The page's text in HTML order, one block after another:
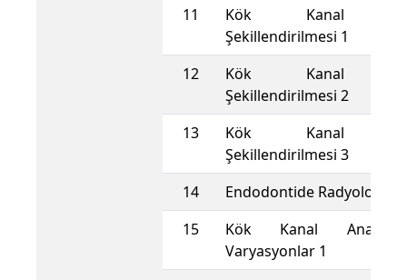
11
Kök Kanal
Şekillendirilmesi 1
12
Kök Kanal
Şekillendirilmesi 2
13
Kök Kanal
Şekillendirilmesi 3
14
Endodontide Radyoloji 1
15
Kök Kanal
Varyasyonlar 1